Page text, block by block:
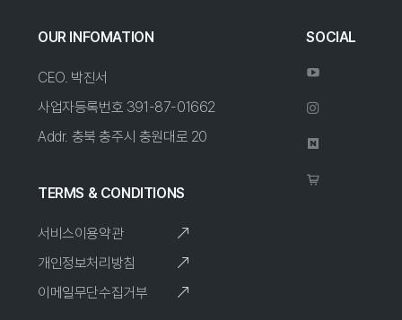
OUR INFOMATION
CEO. 박진서
사업자등록번호 391-87-01662
Addr. 충북 충주시 충원대로 20
TERMS & CONDITIONS
서비스이용약관
개인정보처리방침
이메일무단수집거부
SOCIAL